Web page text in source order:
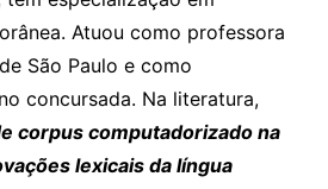
Atuou como professora
São Paulo e como
concursada. Na literatura,
corpus computadorizado na
lexicais da língua